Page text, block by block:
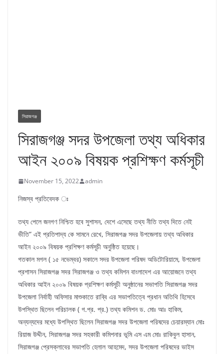
সিরাজগঞ্জ
সিরাজগঞ্জ সদর উপজেলা তথ্য অধিকার
আইন ২০০৯ বিষয়ক প্রশিক্ষণ কর্মসূচী
November 15, 2022 admin
নিজস্ব প্রতিবেদক ঃ
তথ্য পেলে জনগণ নিশ্চিত হবে সুশাসন, দেশে এসেছে তথ্য নীতি তথ্য দিতে নেই
ভীতি” এই প্রতিপাদ্য কে সামনে রেখে, সিরাজগঞ্জ সদর উপজেলায় তথ্য অধিকার
আইন ২০০৯ বিষয়ক প্রশিক্ষণ কর্মসূচী অনুষ্ঠিত হয়েছে।
গতকাল মগল ( ১৫ নভেম্বর) সকালে সদর উপজেলা পরিষদ অডিটোরিয়ামে, উপজেলা
প্রশাসন সিরাজগঞ্জ সদর সিরাজগঞ্জ ও তথ্য কমিশন বাংলাদেশ এর আয়োজনে তথ্য
অধিকার আইন ২০০৯ বিষয়ক প্রশিক্ষণ কর্মসূচী অনুষ্ঠানের সভাপতি সিরাজগঞ্জ সদর
উপজেলা নির্বাহী অফিসার মাশুকাতে রাব্বি এর সভাপতিত্বে প্রধান অতিথি হিসেবে
উপস্থিত ছিলেন পরিচালক ( গ.প্র. প্র.) তথ্য কমিশন ড. মোঃ আঃ হাকিম,
অন্যন্যদের মধ্যে উপস্থিত ছিলেন সিরাজগঞ্জ সদর উপজেলা পরিষদের চেয়ারম্যান মোঃ
রিয়াজ উদ্দীন, সিরাজগঞ্জ সদর সহকারী কমিশনার ভূমি এস এম মোঃ রাকিবুল হাসান,
সিরাজগঞ্জ প্রেসক্লাবের সভাপতি হেলাল আহমেদ, সদর উপজেলা পরিষদের ভাইস